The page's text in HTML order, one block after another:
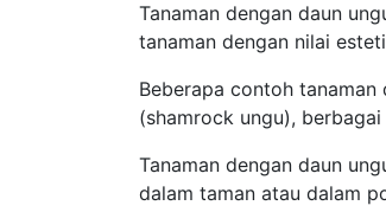
Tanaman dengan daun
tanaman dengan nilai
Beberapa contoh
(shamrock ungu),
Tanaman dengan daun
dalam taman atau dalam